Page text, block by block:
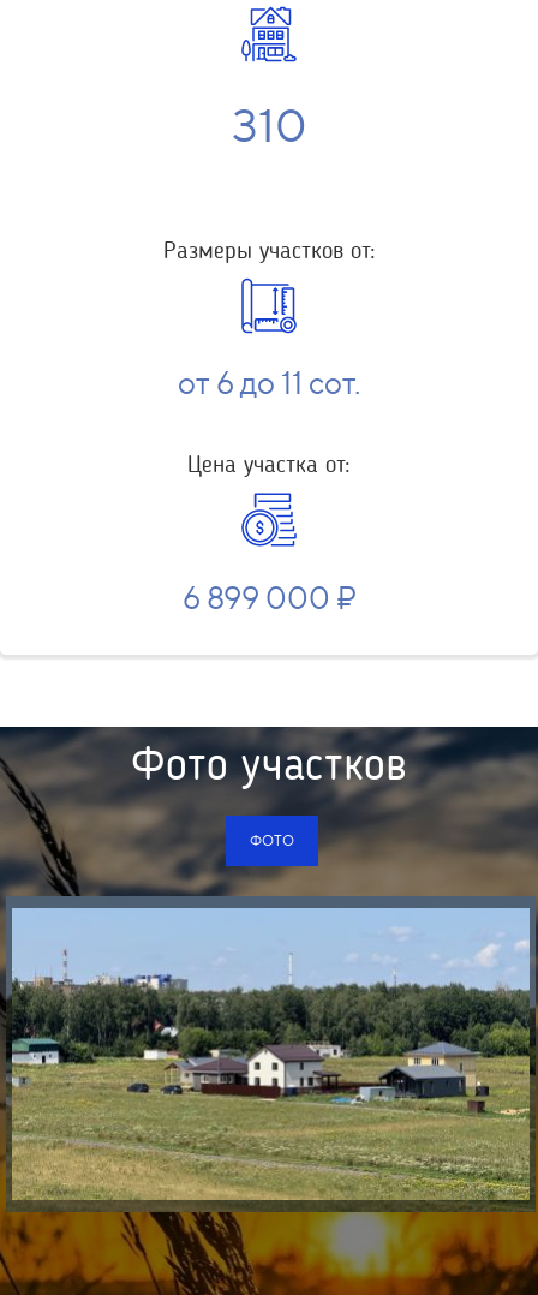
310
Размеры участков от:
от 6 до 11 сот.
Цена участка от:
6 899 000 ₽
Фото участков
ФОТО